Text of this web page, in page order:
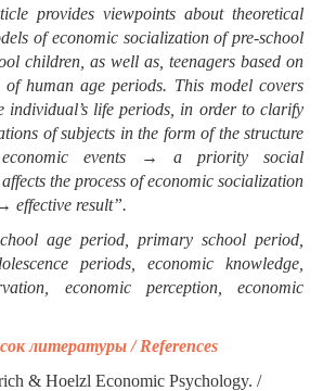
provides viewpoints about theoretical
of economic socialization of pre-school
children, as well as, teenagers based on
of human age periods. This model covers
individual’s life periods, in order to clarify
of subjects in the form of the structure
economic events → a priority social
the process of economic socialization
effective result”.
age period, primary school period,
periods, economic knowledge,
economic perception, economic
литературы / References
& Hoelzl Economic Psychology. /